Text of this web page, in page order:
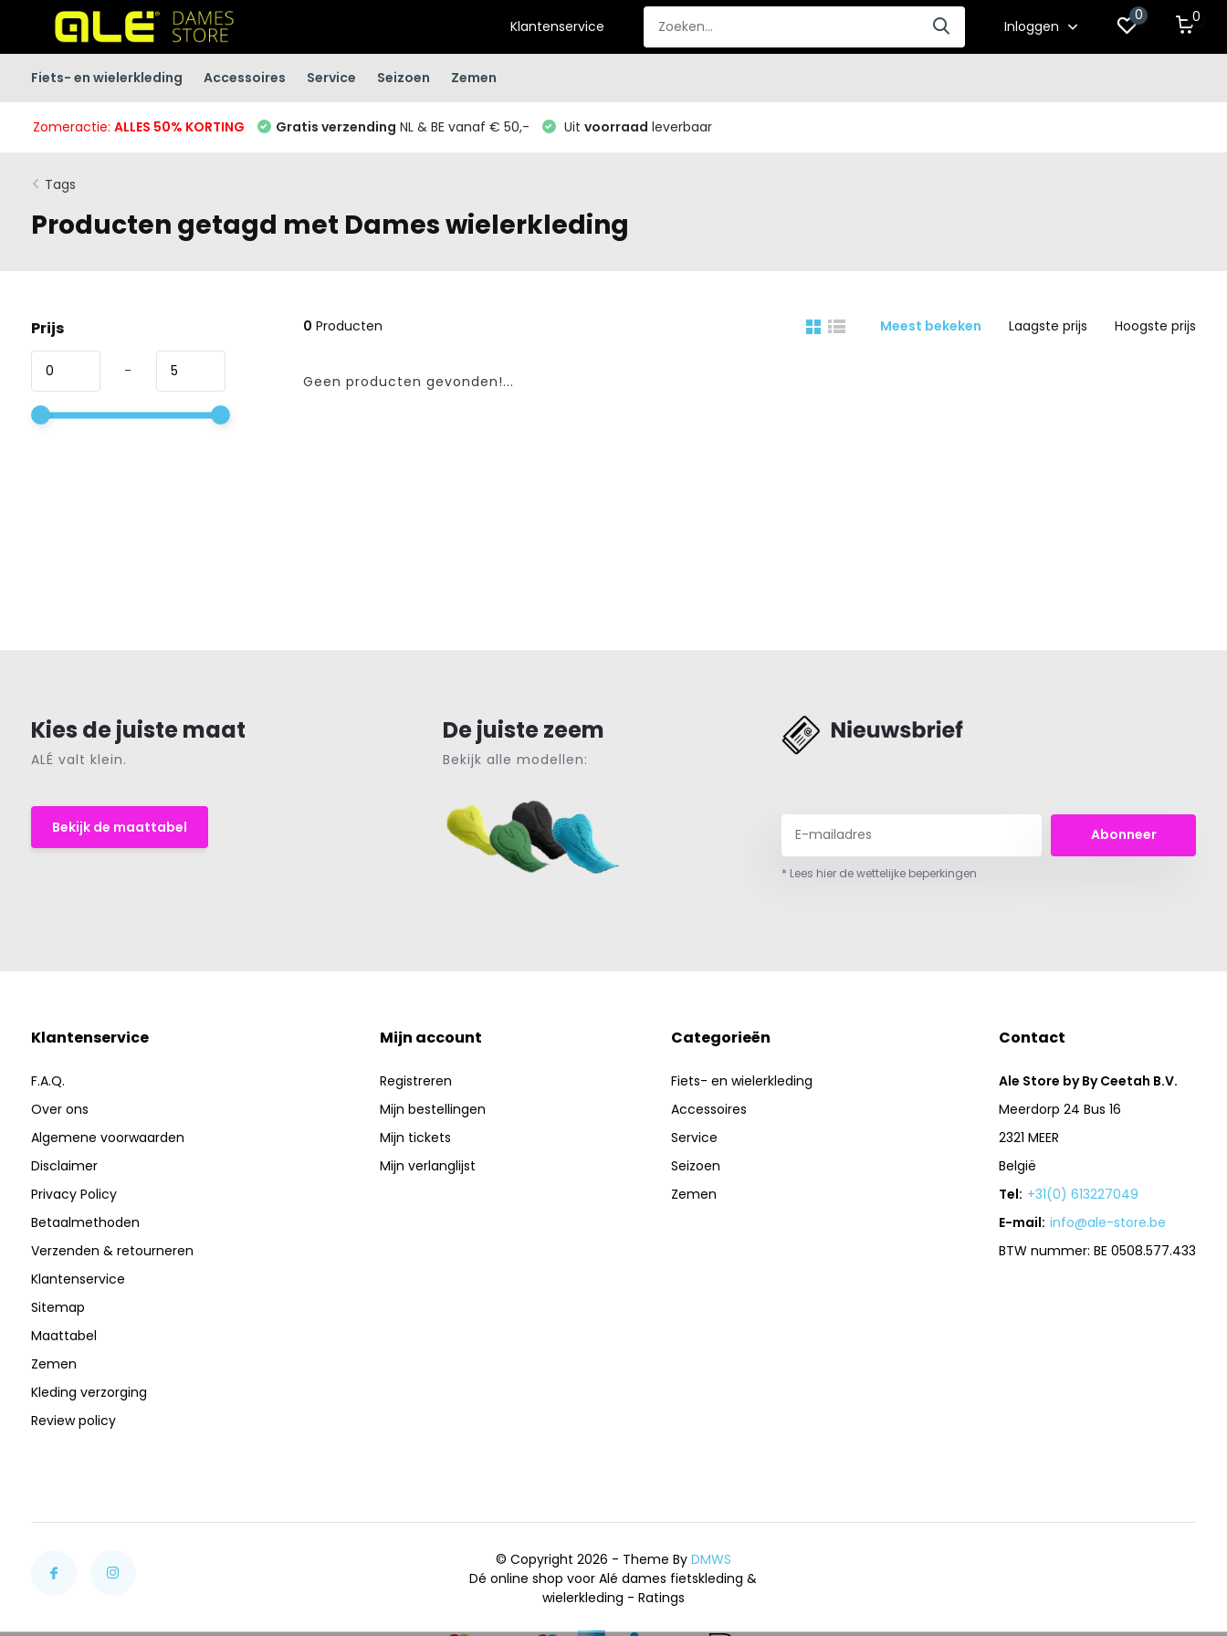
Klantenservice Inloggen
0 0
Fiets- en wielerkleding Accessoires Service Seizoen Zemen
Zomeractie: ALLES 50% KORTING Gratis verzending NL & BE vanaf € 50,- Uit voorraad leverbaar
Tags
Producten getagd met Dames wielerkleding
Prijs
-
0 Producten Meest bekeken Laagste prijs Hoogste prijs
Geen producten gevonden!...
Kies de juiste maat
ALÉ valt klein.
Bekijk de maattabel
De juiste zeem
Bekijk alle modellen:
Abonneer
* Lees hier de wettelijke beperkingen
Klantenservice
F.A.Q.
Over ons
Algemene voorwaarden
Disclaimer
Privacy Policy
Betaalmethoden
Verzenden & retourneren
Klantenservice
Sitemap
Maattabel
Zemen
Kleding verzorging
Review policy
Mijn account
Registreren
Mijn bestellingen
Mijn tickets
Mijn verlanglijst
Categorieën
Fiets- en wielerkleding
Accessoires
Service
Seizoen
Zemen
Contact
Ale Store by By Ceetah B.V.
Meerdorp 24 Bus 16
2321 MEER
België
Tel: +31(0) 613227049
E-mail: info@ale-store.be
BTW nummer: BE 0508.577.433
© Copyright 2026 - Theme By DMWS
Dé online shop voor Alé dames fietskleding &
wielerkleding - Ratings